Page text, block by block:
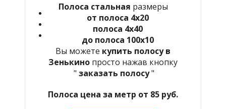
Полоса стальная размеры
от полоса 4х20
полоса 4х40
до полоса 100х10
Вы можете купить полосу в
Зенькино просто нажав кнопку
" заказать полосу"
Полоса цена за метр от 85 руб.